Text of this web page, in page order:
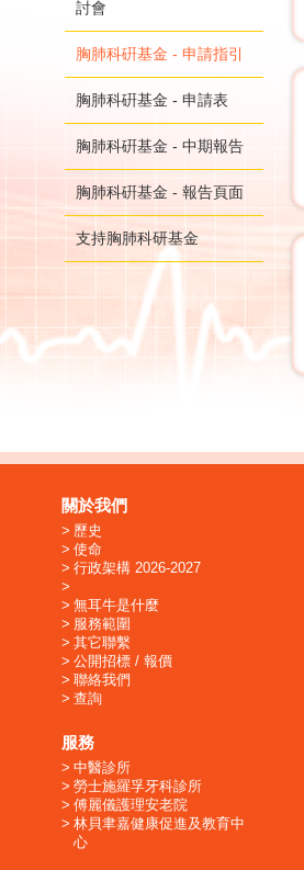
討會
胸肺科硏基金 - 申請指引
胸肺科硏基金 - 申請表
胸肺科硏基金 - 中期報告
胸肺科硏基金 - 報告頁面
支持胸肺科研基金
關於我們
歷史
使命
行政架構 2026-2027
無耳牛是什麼
服務範圍
其它聯繫
公開招標 / 報價
聯絡我們
查詢
服務
中醫診所
勞士施羅孚牙科診所
傅麗儀護理安老院
林貝聿嘉健康促進及教育中
心